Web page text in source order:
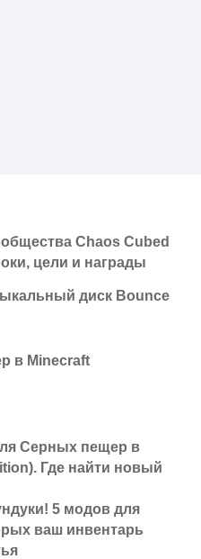
Chaos Cubed
цели и награды
диск Bounce
в Minecraft
Серных пещер в
Где найти новый
5 модов для
ваш инвентарь